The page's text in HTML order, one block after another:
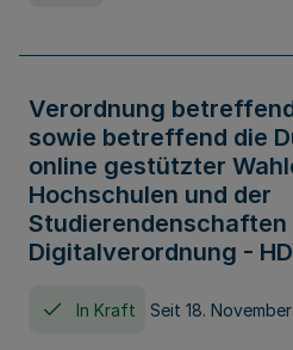
Verordnung
sowie betreffend die
online gestützter
Hochschulen und der
Digitalverordnung -
In Kraft Seit 18.